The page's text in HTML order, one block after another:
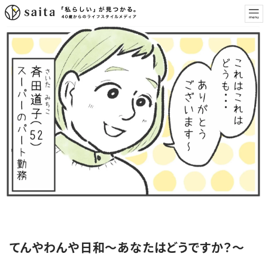
てんやわんや日和～あなたはどうですか？～